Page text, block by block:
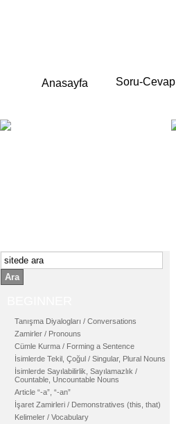
Anasayfa Soru-Cevap
Ara
Tanışma Diyalogları / Conversations
Zamirler / Pronouns
Cümle Kurma / Forming a Sentence
İsimlerde Tekil, Çoğul / Singular, Plural Nouns
İsimlerde Sayılabilirlik, Sayılamazlık /
Countable, Uncountable Nouns
Article “-a”, “-an”
İşaret Zamirleri / Demonstratives (this, that)
Kelimeler / Vocabulary